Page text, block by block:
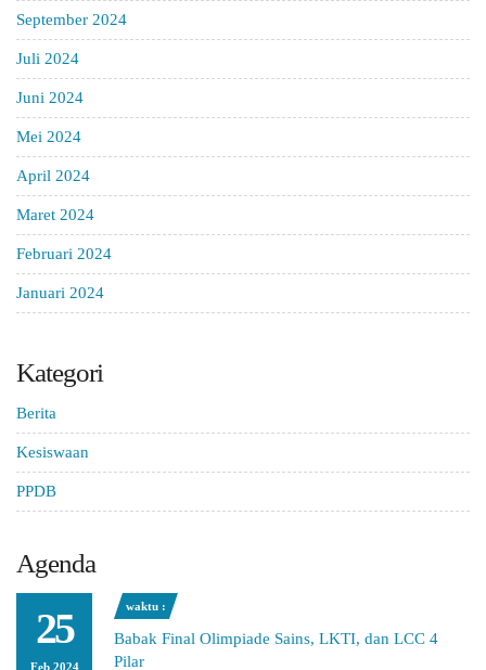
September 2024
Juli 2024
Juni 2024
Mei 2024
April 2024
Maret 2024
Februari 2024
Januari 2024
Kategori
Berita
Kesiswaan
PPDB
Agenda
25
Feb 2024
waktu :
Babak Final Olimpiade Sains, LKTI, dan LCC 4
Pilar